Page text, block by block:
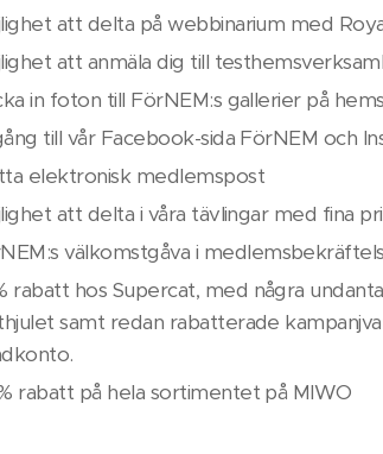
att delta på webbinarium med
att anmäla dig till
in foton till FörNEM:s gallerier på
till vår Facebook-sida FörNEM och
elektronisk medlemspost
att delta i våra tävlingar med fina
välkomstgåva i
rabatt hos Supercat, med några
samt redan rabatterade
rabatt på hela sortimentet på MIWO